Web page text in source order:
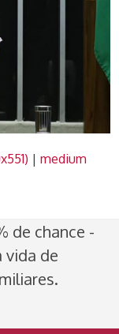
|medium
de chance -
vida de